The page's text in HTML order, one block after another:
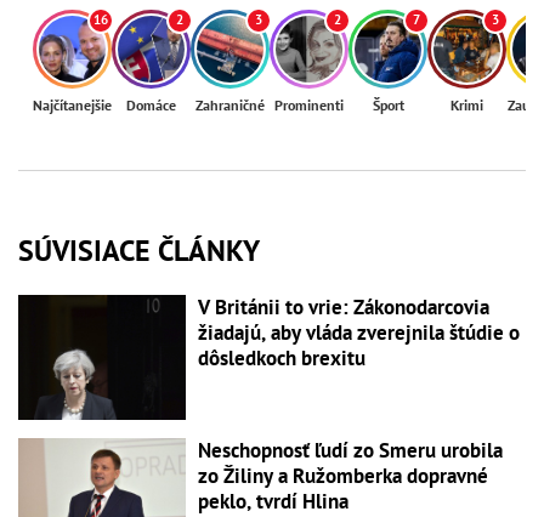
16
Najčítanejšie
2
Domáce
3
Zahraničné
2
Prominenti
7
Šport
3
Krimi
SÚVISIACE ČLÁNKY
V Británii to vrie: Zákonodarcovia
žiadajú, aby vláda zverejnila štúdie o
dôsledkoch brexitu
Neschopnosť ľudí zo Smeru urobila
zo Žiliny a Ružomberka dopravné
peklo, tvrdí Hlina